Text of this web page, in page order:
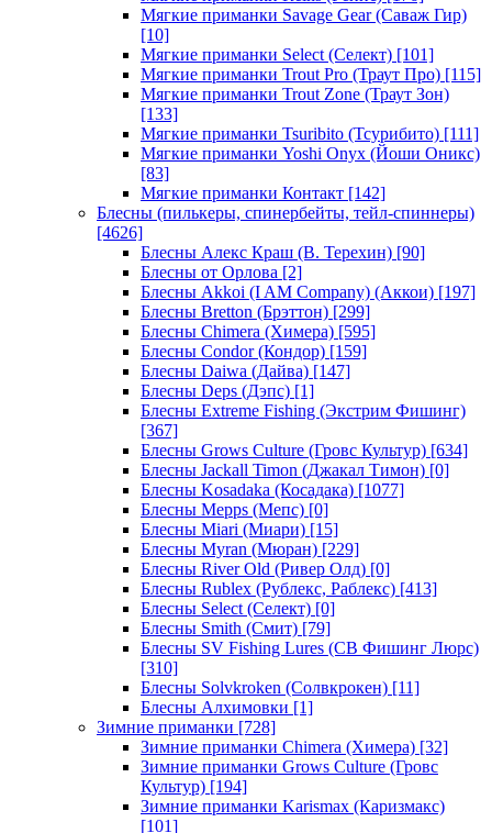
Мягкие приманки Savage Gear (Саваж Гир)
[10]
Мягкие приманки Select (Селект) [101]
Мягкие приманки Trout Pro (Траут Про) [115]
Мягкие приманки Trout Zone (Траут Зон)
[133]
Мягкие приманки Tsuribito (Тсурибито) [111]
Мягкие приманки Yoshi Onyx (Йоши Оникс)
[83]
Мягкие приманки Контакт [142]
Блесны (пилькеры, спинербейты, тейл-спиннеры)
[4626]
Блесны Алекс Краш (В. Терехин) [90]
Блесны от Орлова [2]
Блесны Akkoi (I AM Company) (Аккои) [197]
Блесны Bretton (Брэттон) [299]
Блесны Chimera (Химера) [595]
Блесны Condor (Кондор) [159]
Блесны Daiwa (Дайва) [147]
Блесны Deps (Дэпс) [1]
Блесны Extreme Fishing (Экстрим Фишинг)
[367]
Блесны Grows Culture (Гровс Культур) [634]
Блесны Jackall Timon (Джакал Тимон) [0]
Блесны Kosadaka (Косадака) [1077]
Блесны Mepps (Мепс) [0]
Блесны Miari (Миари) [15]
Блесны Myran (Мюран) [229]
Блесны River Old (Ривер Олд) [0]
Блесны Rublex (Рублекс, Раблекс) [413]
Блесны Select (Селект) [0]
Блесны Smith (Смит) [79]
Блесны SV Fishing Lures (СВ Фишинг Люрс)
[310]
Блесны Solvkroken (Солвкрокен) [11]
Блесны Алхимовки [1]
Зимние приманки [728]
Зимние приманки Chimera (Химера) [32]
Зимние приманки Grows Culture (Гровс
Культур) [194]
Зимние приманки Karismax (Каризмакс)
[101]